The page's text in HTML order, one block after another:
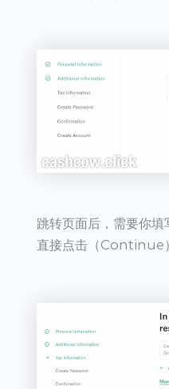
跳转页面后，需要你填
直接点击（Continue）